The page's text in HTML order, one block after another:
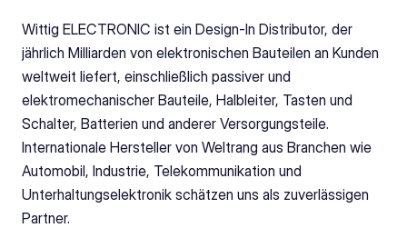
Wittig ELECTRONIC ist ein Design-In Distributor, der
jährlich Milliarden von elektronischen Bauteilen an Kunden
weltweit liefert, einschließlich passiver und
elektromechanischer Bauteile, Halbleiter, Tasten und
Schalter, Batterien und anderer Versorgungsteile.
Internationale Hersteller von Weltrang aus Branchen wie
Automobil, Industrie, Telekommunikation und
Unterhaltungselektronik schätzen uns als zuverlässigen
Partner.